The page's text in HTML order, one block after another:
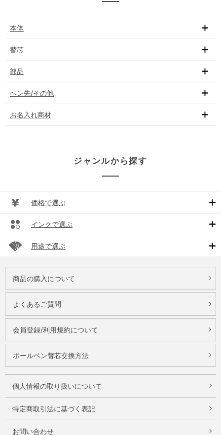
本体
替芯
部品
ペン先/その他
お名入れ商材
ジャンルから探す
価格で選ぶ
インクで選ぶ
用途で選ぶ
商品の購入について
よくあるご質問
会員登録/利用規約について
ボールペン替芯交換方法
個人情報の取り扱いについて
特定商取引法に基づく表記
お問い合わせ